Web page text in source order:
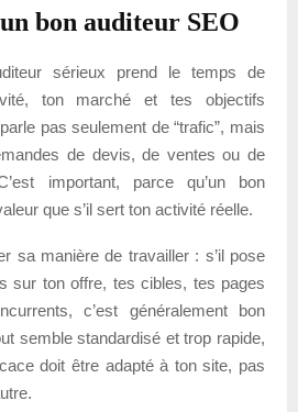
bon auditeur SEO
sérieux prend le temps de
ton marché et tes objectifs
pas seulement de “trafic”, mais
de devis, de ventes ou de
important, parce qu’un bon
que s’il sert ton activité réelle.
sa manière de travailler : s’il pose
sur ton offre, tes cibles, tes pages
c’est généralement bon
semble standardisé et trop rapide,
doit être adapté à ton site, pas